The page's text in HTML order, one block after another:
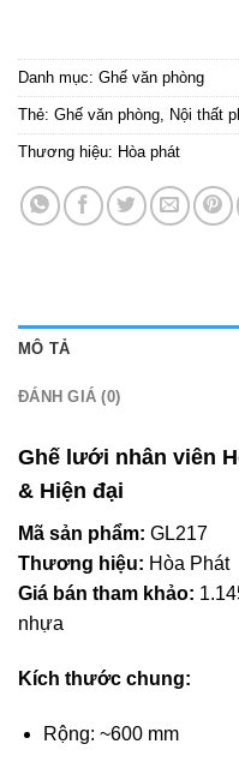
Danh mục: Ghế văn phòng
Thẻ: Ghế văn phòng, Nội thất
Thương hiệu: Hòa phát
MÔ TẢ
ĐÁNH GIÁ (0)
Ghế lưới nhân viên
& Hiện đại
Mã sản phẩm: GL217
Thương hiệu: Hòa Phát
Giá bán tham khảo:
nhựa
Kích thước chung:
Rộng: ~600 mm